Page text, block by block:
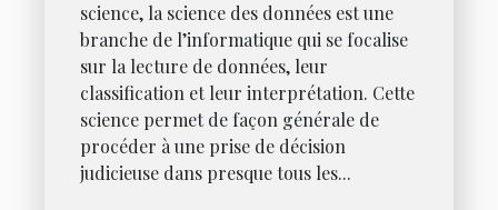
science, la science des données est une
branche de l’informatique qui se focalise
sur la lecture de données, leur
classification et leur interprétation. Cette
science permet de façon générale de
procéder à une prise de décision
judicieuse dans presque tous les...